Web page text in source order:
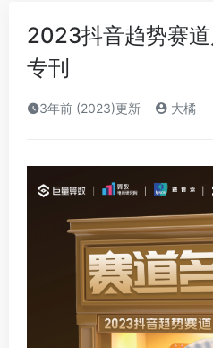
2023抖音趋势赛
专刊
3年前 (2023)更新 大橘